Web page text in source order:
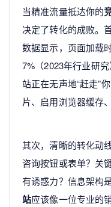
当精准流量抵达你的
决定了转化的成败。
数据显示，页面加载
7%（2023年行业研
站正在无声地“赶走”
片、启用浏览器缓存
其次，清晰的转化动
咨询按钮或表单？关
有诱惑力？信息架构
站应该像一位专业的